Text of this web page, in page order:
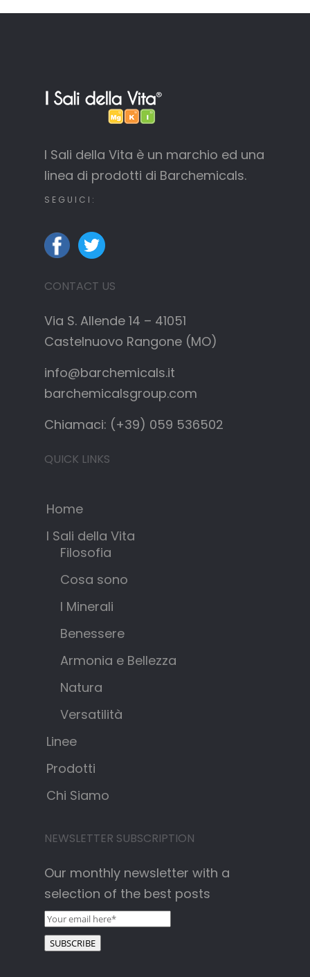
I Sali della Vita è un marchio ed una
linea di prodotti di Barchemicals.
SEGUICI:
CONTACT US
Via S. Allende 14 – 41051
Castelnuovo Rangone (MO)
info@barchemicals.it
barchemicalsgroup.com
Chiamaci: (+39) 059 536502
QUICK LINKS
Home
I Sali della Vita
Filosofia
Cosa sono
I Minerali
Benessere
Armonia e Bellezza
Natura
Versatilità
Linee
Prodotti
Chi Siamo
NEWSLETTER SUBSCRIPTION
Our monthly newsletter with a
selection of the best posts